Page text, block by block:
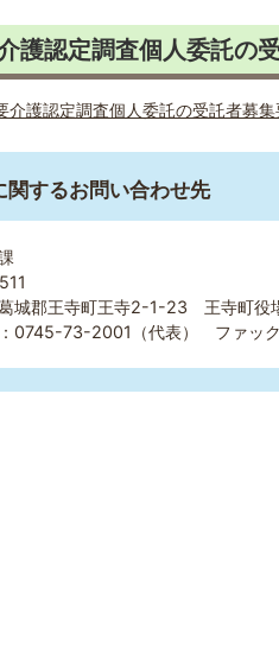
護認定調査個人委託の
介護認定調査個人委託の受託者募
関するお問い合わせ先
城郡王寺町王寺2-1-23 王寺町役
0745-73-2001（代表） ファッ